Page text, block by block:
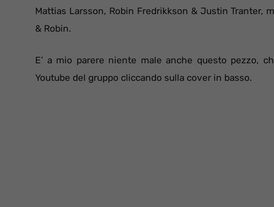
Mattias Larsson, Robin Fredrikkson & Justin Tranter,
& Robin.
E’ a mio parere niente male anche questo pezzo,
Youtube del gruppo cliccando sulla cover in basso.